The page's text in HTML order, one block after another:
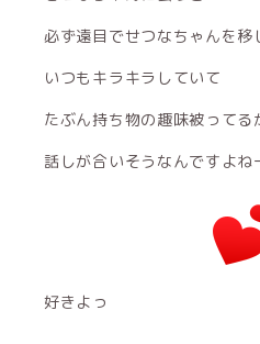
必ず遠目でせつなちゃんを
いつもキラキラしていて
たぶん持ち物の趣味被ってる
話しが合いそうなんですよね
好きよっ